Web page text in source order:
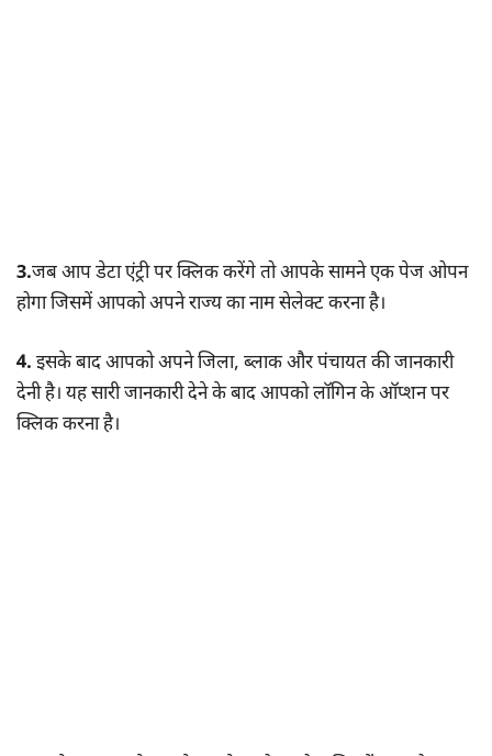
3.जब आप डेटा एंट्री पर क्लिक करेंगे तो आपके सामने एक पेज ओपन
होगा जिसमें आपको अपने राज्य का नाम सेलेक्ट करना है।
4. इसके बाद आपको अपने जिला, ब्लाक और पंचायत की जानकारी
देनी है। यह सारी जानकारी देने के बाद आपको लॉगिन के ऑप्शन पर
क्लिक करना है।